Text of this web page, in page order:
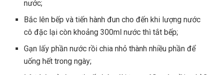
nước;
Bắc lên bếp và tiến hành đun cho đến khi lượng nước
cô đặc lại còn khoảng 300ml nước thì tắt bếp;
Gạn lấy phần nước rồi chia nhỏ thành nhiều phần để
uống hết trong ngày;